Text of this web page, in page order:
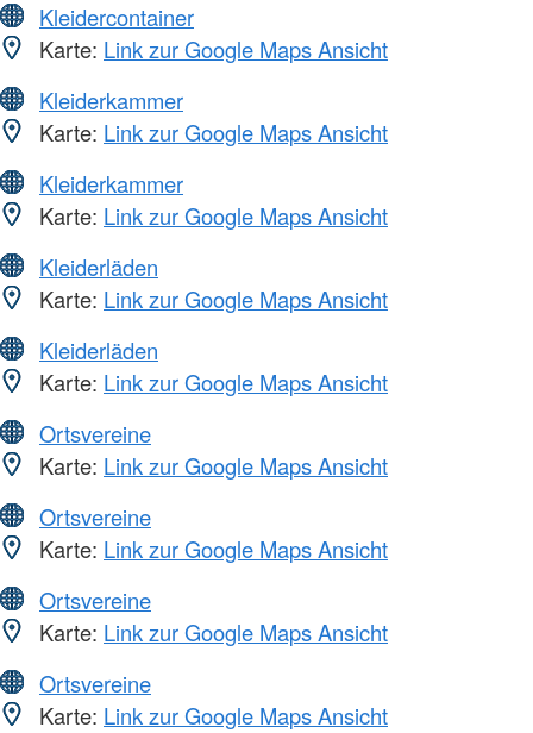
Kleidercontainer
Karte: Link zur Google Maps Ansicht
Kleiderkammer
Karte: Link zur Google Maps Ansicht
Kleiderkammer
Karte: Link zur Google Maps Ansicht
Kleiderläden
Karte: Link zur Google Maps Ansicht
Kleiderläden
Karte: Link zur Google Maps Ansicht
Ortsvereine
Karte: Link zur Google Maps Ansicht
Ortsvereine
Karte: Link zur Google Maps Ansicht
Ortsvereine
Karte: Link zur Google Maps Ansicht
Ortsvereine
Karte: Link zur Google Maps Ansicht